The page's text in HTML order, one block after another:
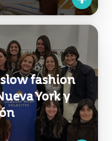
York: la
HQ de Urban